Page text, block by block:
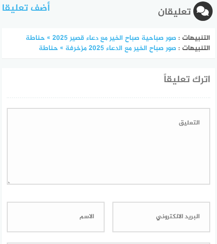
تعليقان أضف تعليقا
التنبيهات : صور صباحية صباح الخير مع دعاء قصير 2025 » حناطة
التنبيهات : صور صباح الخير مع الدعاء 2025 مزخرفة » حناطة
اترك تعليقاً